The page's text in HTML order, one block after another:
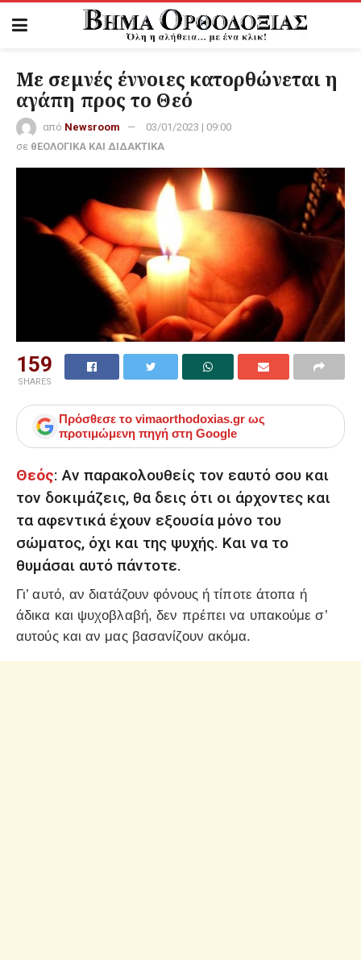
Με σεμνές έννοιες κατορθώνεται η
αγάπη προς το Θεό
από Newsroom
03/01/2023 | 09:00
σε θΕΟΛΟΓΙΚΑ ΚΑΙ ΔΙΔΑΚΤΙΚΑ
159
SHARES
Πρόσθεσε το vimaorthodoxias.gr ως
προτιμώμενη πηγή στη Google
Θεός: Αν παρακολουθείς τον εαυτό σου και
τον δοκιμάζεις, θα δεις ότι οι άρχοντες και
τα αφεντικά έχουν εξουσία μόνο του
σώματος, όχι και της ψυχής. Και να το
θυμάσαι αυτό πάντοτε.
Γι’ αυτό, αν διατάζουν φόνους ή τίποτε άτοπα ή
άδικα και ψυχοβλαβή, δεν πρέπει να υπακούμε σ’
αυτούς και αν μας βασανίζουν ακόμα.